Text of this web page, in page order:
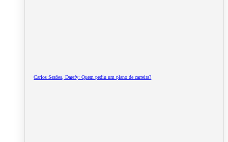
Carlos Sezões, Darefy: Quem pediu um plano de carreira?